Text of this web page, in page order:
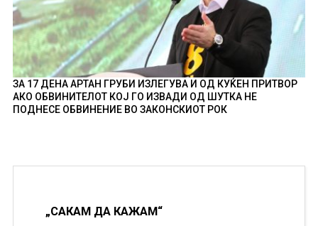
ЗА 17 ДЕНА АРТАН ГРУБИ ИЗЛЕГУВА И ОД КУЌЕН ПРИТВОР
АКО ОБВИНИТЕЛОТ КОЈ ГО ИЗВАДИ ОД ШУТКА НЕ
ПОДНЕСЕ ОБВИНЕНИЕ ВО ЗАКОНСКИОТ РОК
„САКАМ ДА КАЖАМ“